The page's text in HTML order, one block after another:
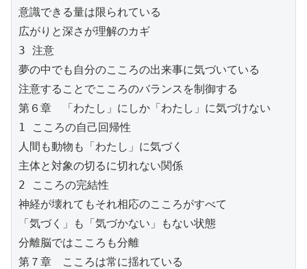
意識できる量は限られている
広がりと深さが理解のカギ
3 注意
夢の中でも自分のこころの出来事に気づいている
注意することでこころのバランスを制御する
第６章　「わたし」にしか「わたし」に気づけない
1 こころの自己回帰性
人間も動物も「わたし」に気づく
主体と対象の切るに切れない関係
2 こころの完結性
神経が壊れてもそれ相応のこころがすべて
「気づく」も「気づかない」もない状態
分離脳ではこころも分離
第７章　こころは常に揺れている